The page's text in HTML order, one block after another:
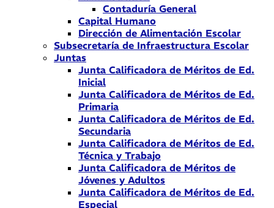
Contaduría General
Capital Humano
Dirección de Alimentación Escolar
Subsecretaría de Infraestructura Escolar
Juntas
Junta Calificadora de Méritos de Ed.
Inicial
Junta Calificadora de Méritos de Ed.
Primaria
Junta Calificadora de Méritos de Ed.
Secundaria
Junta Calificadora de Méritos de Ed.
Técnica y Trabajo
Junta Calificadora de Méritos de
Jóvenes y Adultos
Junta Calificadora de Méritos de Ed.
Especial